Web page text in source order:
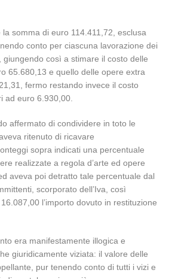
somma di euro 114.411,72, esclusa
conto per ciascuna lavorazione dei
giungendo così a stimare il costo delle
65.680,13 e quello delle opere extra
fermo restando invece il costo
ad euro 6.930,00.
affermato di condividere in toto le
ritenuto di ricavare
sopra indicati una percentuale
realizzate a regola d’arte ed opere
aveva poi detratto tale percentuale dal
scorporato dell’Iva, così
l’importo dovuto in restituzione
era manifestamente illogica e
giuridicamente viziata: il valore delle
pur tenendo conto di tutti i vizi e